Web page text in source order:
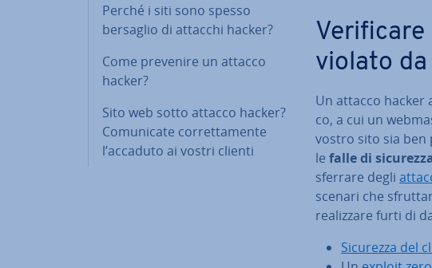
Perché i siti sono spesso
bersaglio di attacchi hacker?
Come prevenire un attacco
hacker?
Sito web sotto attacco hacker?
Co­mu­ni­ca­te cor­ret­ta­men­te
l’accaduto ai vostri clienti
violato
Un attacco
co, a cui un
vostro sito sia
le falle di
sferrare degli
scenari che
rea­liz­za­re furti di
Sicurezza del